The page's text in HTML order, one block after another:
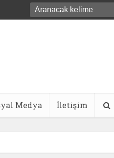
Medya İletişim